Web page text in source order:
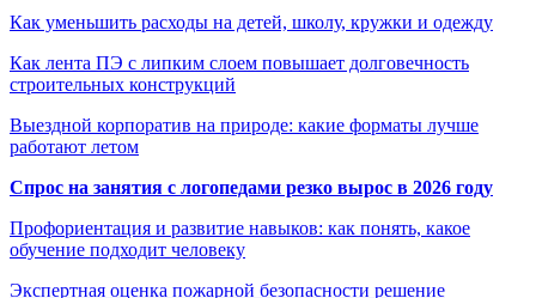
Как уменьшить расходы на детей, школу, кружки и одежду
Как лента ПЭ с липким слоем повышает долговечность
строительных конструкций
Выездной корпоратив на природе: какие форматы лучше
работают летом
Спрос на занятия с логопедами резко вырос в 2026 году
Профориентация и развитие навыков: как понять, какое
обучение подходит человеку
Экспертная оценка пожарной безопасности решение